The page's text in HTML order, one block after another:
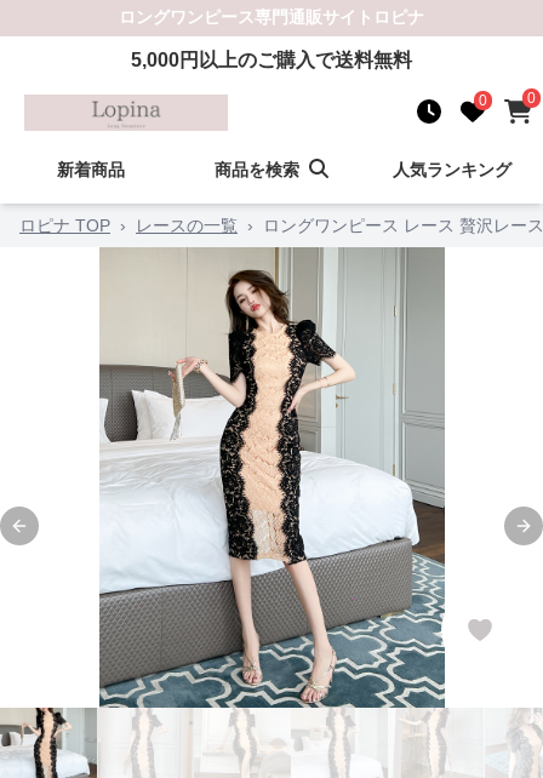
ロングワンピース専門通販サイト ロピナ
5,000円以上のご購入で送料無料
0 0
新着商品 商品を検索 人気ランキング
ロピナ TOP › レースの一覧 › ロングワンピース レース 贅沢レー
Previous slide